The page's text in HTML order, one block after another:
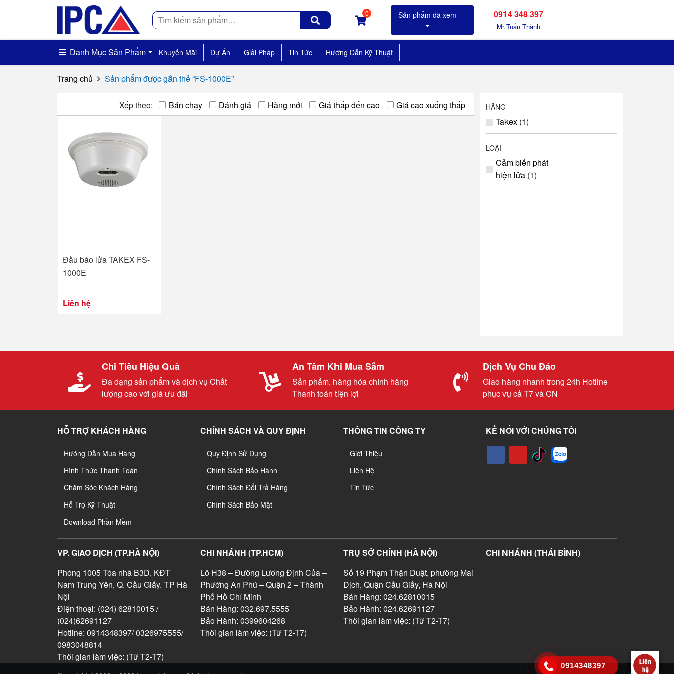
Tìm
kiếm
0 0914 348 397
Mr.Tuấn Thành
Danh Mục Sản Phẩm Khuyến Mãi Dự Án Giải Pháp Tin Tức Hướng Dẫn Kỹ Thuật
Trang chủ Sản phẩm được gắn thẻ “FS-1000E”
Xếp theo: Bán chạy Đánh giá Hàng mới Giá thấp đến cao Giá cao xuống thấp
Đầu báo lửa TAKEX FS-
1000E
Liên hệ
HÃNG
Takex (1)
LOẠI
Cảm biến phát
hiện lửa (1)
Chi Tiêu Hiệu Quả
Đa dạng sản phẩm và dịch vụ Chất
lượng cao với giá ưu đãi
An Tâm Khi Mua Sắm
Sản phẩm, hàng hóa chính hãng
Thanh toán tiện lợi
Dịch Vụ Chu Đáo
Giao hàng nhanh trong 24h Hotline
phục vụ cả T7 và CN
HỖ TRỢ KHÁCH HÀNG
Hướng Dẫn Mua Hàng
Hình Thức Thanh Toán
Chăm Sóc Khách Hàng
Hỗ Trợ Kỹ Thuật
Download Phần Mềm
CHÍNH SÁCH VÀ QUY ĐỊNH
Quy Định Sử Dụng
Chính Sách Bảo Hành
Chính Sách Đổi Trả Hàng
Chính Sách Bảo Mật
THÔNG TIN CÔNG TY
Giới Thiệu
Liên Hệ
Tin Tức
KẾ NỐI VỚI CHÚNG TÔI
VP. GIAO DỊCH (TP.HÀ NỘI)
Phòng 1005 Tòa nhà B3D, KĐT
Nam Trung Yên, Q. Cầu Giấy. TP Hà
Nội
Điện thoại: (024) 62810015 /
(024)62691127
Hotline: 0914348397/ 0326975555/
0983048814
Thời gian làm việc: (Từ T2-T7)
CHI NHÁNH (TP.HCM)
Lô H38 – Đường Lương Định Của –
Phường An Phú – Quận 2 – Thành
Phố Hồ Chí Minh
Bán Hàng: 032.697.5555
Bảo Hành: 0399604268
Thời gian làm việc: (Từ T2-T7)
TRỤ SỞ CHÍNH (HÀ NỘI)
Số 19 Phạm Thận Duật, phường Mai
Dịch, Quận Cầu Giấy, Hà Nội
Bán Hàng: 024.62810015
Bảo Hành: 024.62691127
Thời gian làm việc: (Từ T2-T7)
CHI NHÁNH (THÁI BÌNH)
0914348397